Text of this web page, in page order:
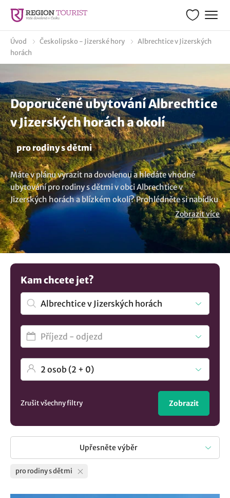
Úvod Českolipsko - Jizerské hory
Albrechtice v Jizerských
horách
Doporučené ubytování Albrechtice
v Jizerských horách a okolí
pro rodiny s dětmi
Máte v plánu vyrazit na dovolenou a hledáte vhodné
ubytování pro rodiny s dětmi v obci Albrechtice v
Jizerských horách a blízkém okolí? Prohlédněte si nabídku
ubytovacích zařízení, která jsou uzpůsobena a jsou vhodná
pro pobyty s dětmi. Díky vhodnému zázemí si dovolenou
daleko více užijí, jak rodiče, tak i malé i větší děti. A už víte
kam se tentokráte vypravíte s dětmi? Na našem
turistickém portálu najdete ubytování vhodné pro děti, ale
také zde najdete nabídky pro maminky s miminky. A které
vybavení je vhodné, aby zařízení mělo zajištěno pro rodiny
s dětmi? Během letní sezóny určitě hosté uvítají zahradu,
dětské hřiště s herními prvky a za chladného počasí přijde
vhod herna, dětský koutek nebo třeba krytý bazén. A
pokud stále nevíte, prohlédněte si naši nabídku ubytování
pro rodiny s dětmi v obci Albrechtice v Jizerských horách a
vyražte na rodinnou dovolenou. Není to co hledáte?
Prohlédněte si všechna ubytování v lokalitě Albrechtice v
Zobrazit více
Kam chcete jet?
Zrušit všechny filtry Zobrazit
Upřesněte výběr
pro rodiny s dětmi